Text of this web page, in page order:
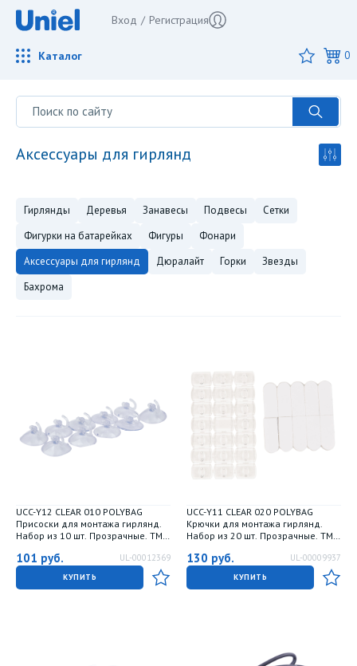
Вход / Регистрация
Каталог 0
аксессуары для гирлянд
гирлянды деревья занавесы подвесы
сетки
фигурки на батарейках
фигуры
фонари
аксессуары для гирлянд
дюралайт горки
звезды
бахрома
UCC-Y12 CLEAR 010 POLYBAG
Присоски для монтажа гирлянд.
Набор из 10 шт. Прозрачные. ТМ
101 руб. UL-00012369
КУПИТЬ
UCC-Y11 CLEAR 020 POLYBAG
Крючки для монтажа гирлянд.
Набор из 20 шт. Прозрачные. ТМ
130 руб. UL-00009937
КУПИТЬ